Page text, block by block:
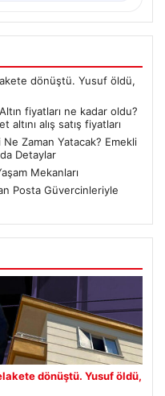
dönüştü. Yusuf öldü,
fiyatları ne kadar oldu?
alış satış fiyatları
Zaman Yatacak? Emekli
Detaylar
Mekanları
Posta Güvercinleriyle
dönüştü. Yusuf öldü,